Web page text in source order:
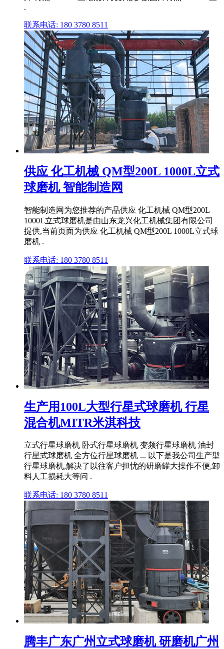
.
联系电话: 180 3780 8511
供应 化工机械 QM型200L 1000L立式
球磨机 智能制造网
智能制造网为您推荐的产品供应 化工机械 QM型200L
1000L立式球磨机是由山东龙兴化工机械集团有限公司
提供,当前页面为供应 化工机械 QM型200L 1000L立式球
磨机 .
联系电话: 180 3780 8511
生产用100L大型行星式球磨机 行星
混合机MITR米淇科技
立式行星球磨机 卧式行星球磨机 变频行星球磨机 油封
行星式球磨机 全方位行星球磨机 ... 以下是我公司生产型
行星球磨机,解决了以往客户担忧的研磨罐大操作不便,卸
料人工损耗大等问 .
联系电话: 180 3780 8511
腾丰广东广州立式球磨机 研磨机广州